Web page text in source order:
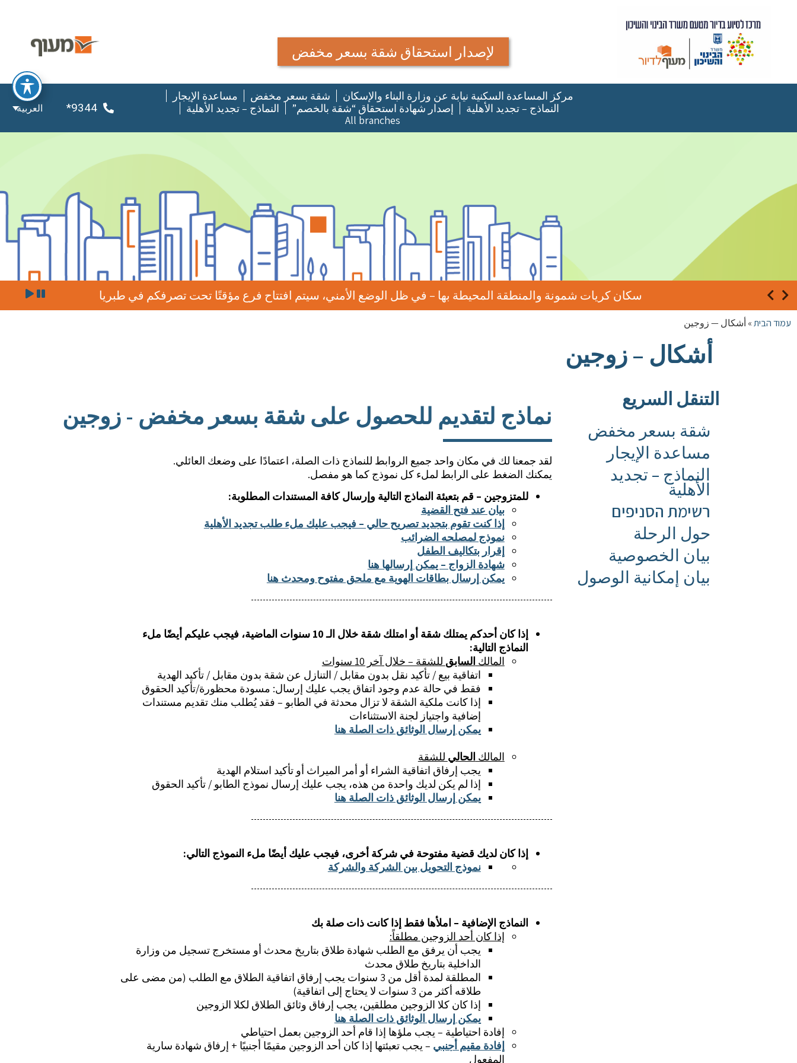
لإصدار استحقاق شقة بسعر مخفض
مركز المساعدة السكنية نيابة عن وزارة البناء والإسكان شقة بسعر مخفض
مساعدة الإيجار
النماذج – تجديد الأهلية
إصدار شهادة استحقاق “شقة بالخصم”
النماذج – تجديد الأهلية
All branches
9344* العربية
سكان كريات شمونة والمنطقة المحيطة بها – في ظل الوضع الأمني، سيتم افتتاح فرع مؤقتًا تحت تصرفكم في طبريا سيتم
עמוד הבית» أشكال — زوجين
أشكال – زوجين
التنقل السريع
شقة بسعر مخفض
مساعدة الإيجار
النماذج – تجديد
الأهلية
רשימת הסניפים
حول الرحلة
بيان الخصوصية
بيان إمكانية الوصول
نماذج لتقديم للحصول على شقة بسعر مخفض - زوجين
لقد جمعنا لك في مكان واحد جميع الروابط للنماذج ذات الصلة، اعتمادًا على وضعك العائلي.
يمكنك الضغط على الرابط لملء كل نموذج كما هو مفصل.
للمتزوجين – قم بتعبئة النماذج التالية وإرسال كافة المستندات المطلوبة:
بيان عند فتح القضية
إذا كنت تقوم بتجديد تصريح حالي – فيجب عليك ملء طلب تجديد الأهلية
نموذج لمصلحه الضرائب
إقرار بتكاليف الطفل
شهادة الزواج – يمكن إرسالها هنا
يمكن إرسال بطاقات الهوية مع ملحق مفتوح ومحدث هنا
إذا كان أحدكم يمتلك شقة أو امتلك شقة خلال الـ 10 سنوات الماضية، فيجب عليكم أيضًا ملء
النماذج التالية:
المالك السابق للشقة – خلال آخر 10 سنوات
اتفاقية بيع / تأكيد نقل بدون مقابل / التنازل عن شقة بدون مقابل / تأكيد الهدية
فقط في حالة عدم وجود اتفاق يجب عليك إرسال: مسودة محظورة/تأكيد الحقوق
إذا كانت ملكية الشقة لا تزال محدثة في الطابو – فقد يُطلب منك تقديم مستندات
إضافية واجتياز لجنة الاستثناءات
يمكن إرسال الوثائق ذات الصلة هنا
المالك الحالي للشقة
يجب إرفاق اتفاقية الشراء أو أمر الميراث أو تأكيد استلام الهدية
إذا لم يكن لديك واحدة من هذه، يجب عليك إرسال نموذج الطابو / تأكيد الحقوق
يمكن إرسال الوثائق ذات الصلة هنا
إذا كان لديك قضية مفتوحة في شركة أخرى، فيجب عليك أيضًا ملء النموذج التالي:
نموذج التحويل بين الشركة والشركة
النماذج الإضافية – املأها فقط إذا كانت ذات صلة بك
إذا كان أحد الزوجين مطلقاً:
يجب أن يرفق مع الطلب شهادة طلاق بتاريخ محدث أو مستخرج تسجيل من وزارة
الداخلية بتاريخ طلاق محدث
المطلقة لمدة أقل من 3 سنوات يجب إرفاق اتفاقية الطلاق مع الطلب (من مضى على
طلاقه أكثر من 3 سنوات لا يحتاج إلى اتفاقية)
إذا كان كلا الزوجين مطلقين، يجب إرفاق وثائق الطلاق لكلا الزوجين
يمكن إرسال الوثائق ذات الصلة هنا
إفادة احتياطية – يجب ملؤها إذا قام أحد الزوجين بعمل احتياطي
إفادة مقيم أجنبي – يجب تعبئتها إذا كان أحد الزوجين مقيمًا أجنبيًا + إرفاق شهادة سارية
المفعول